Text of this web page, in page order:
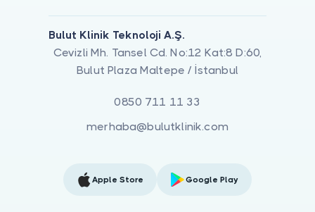
Bulut Klinik Teknoloji A.Ş.
Cevizli Mh. Tansel Cd. No:12 Kat:8 D:60,
Bulut Plaza Maltepe / İstanbul
0850 711 11 33
merhaba@bulutklinik.com
Apple Store Google Play